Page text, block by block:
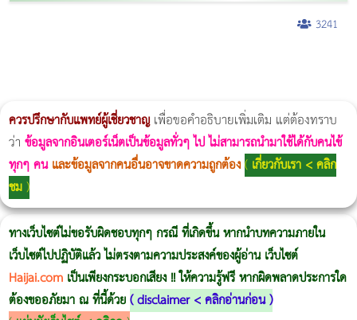
3241
ควรปรึกษากับแพทย์ผู้เชี่ยวชาญเพื่อขอคำอธิบายเพิ่มเติม แต่ต้องทราบ
ว่า ข้อมูลจากอินเตอร์เน็ตเป็นข้อมูลทั่วๆ ไป ไม่สามารถนำมาใช้ได้กับคนไข้
ทุกๆ คน และข้อมูลจากคนอื่นอาจขาดความถูกต้อง( เกี่ยวกับเรา < คลิก
ชม)
ทางเว็บไซต์ไม่ขอรับผิดชอบทุกๆ กรณี ที่เกิดขึ้น หากนำบทความภายใน
เว็บไซต์ไปปฏิบัติแล้ว ไม่ตรงตามความประสงค์ของผู้อ่าน เว็บไซต์
Haijai.com เป็นเพียงกระบอกเสียง !! ให้ความรู้ฟรี หากผิดพลาดประการใด
ต้องขออภัยมา ณ ที่นี้ด้วย(disclaimer < คลิกอ่านก่อน)